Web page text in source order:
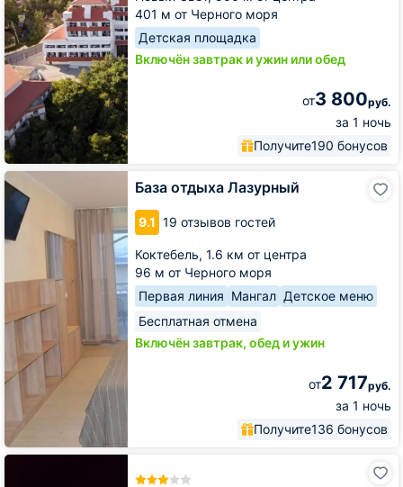
401 м от Черного моря
Детская площадка
Включён завтрак и ужин или обед
от3 800руб.
за 1 ночь
Получите190 бонусов
База отдыха Лазурный
9.1 19 отзывов гостей
Коктебель, 1.6 км от центра
96 м от Черного моря
Первая линия Мангал Детское меню
Бесплатная отмена
Включён завтрак, обед и ужин
от2 717руб.
за 1 ночь
Получите136 бонусов
База
отдыха
Лазурный
Туристический